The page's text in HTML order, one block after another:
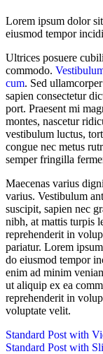
Lorem ipsum dolor
eiusmod tempor
Ultrices posuere
commodo.
cum. Sed
sapien consectetur
port. Praesent mi
montes, nascetur
vestibulum luctus,
congue nec metus
semper fringilla
Maecenas varius
varius. Vestibulum
suscipit, sapien nec
nibh, at mattis turpis
reprehenderit in
pariatur. Lorem
do eiusmod tempor
enim ad minim
ut aliquip ex ea
reprehenderit in
voluptate velit.
Standard Post with
Standard Post with